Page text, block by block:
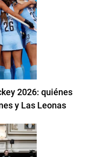
2026: quiénes
y Las Leonas